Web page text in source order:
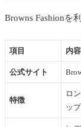
Browns Fashionを
項目 内容
公式サイト
特徴
ロ
ップ